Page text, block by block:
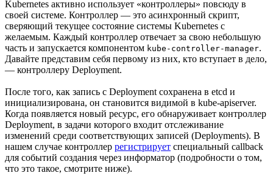
Kubernetes активно использует «контроллеры» повсюду в
своей системе. Контроллер — это асинхронный скрипт,
сверяющий текущее состояние системы Kubernetes с
желаемым. Каждый контроллер отвечает за свою небольшую
часть и запускается компонентом kube-controller-manager.
Давайте представим себя первому из них, кто вступает в дело,
— контроллеру Deployment.
После того, как запись с Deployment сохранена в etcd и
инициализирована, он становится видимой в kube-apiserver.
Когда появляется новый ресурс, его обнаруживает контроллер
Deployment, в задачи которого входит отслеживание
изменений среди соответствующих записей (Deployments). В
нашем случае контроллер регистрирует специальный callback
для событий создания через информатор (подробности о том,
что это такое, смотрите ниже).